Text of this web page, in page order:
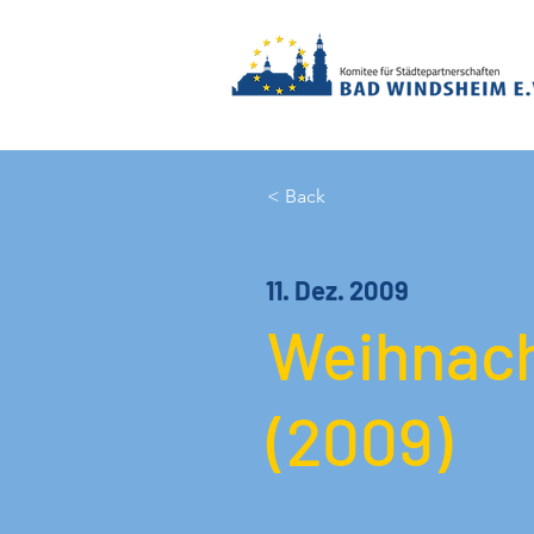
< Back
11. Dez. 2009
(2009)